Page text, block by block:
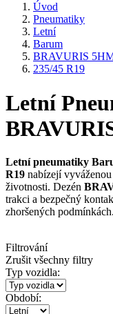
Úvod
Pneumatiky
Letní
Barum
BRAVURIS
235/45 R19
Letní
Letní pneumatiky
R19 nabízejí
životnosti. Dezén
trakci a bezpečný
zhoršených podmínkách.
Filtrování
Zrušit všechny filtry
Typ vozidla:
Období: